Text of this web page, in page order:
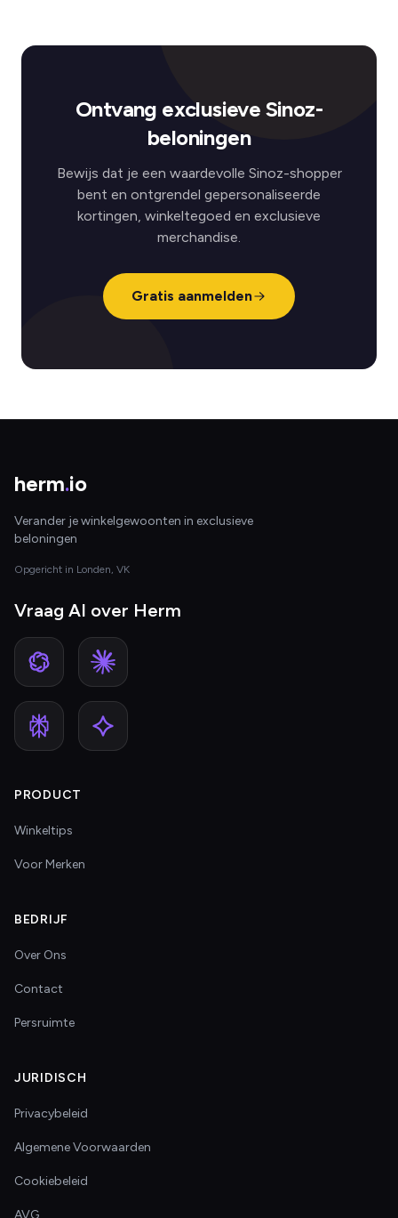
Ontvang exclusieve Sinoz-
beloningen
Bewijs dat je een waardevolle Sinoz-shopper
bent en ontgrendel gepersonaliseerde
kortingen, winkeltegoed en exclusieve
merchandise.
Gratis aanmelden
herm.io
Verander je winkelgewoonten in exclusieve
beloningen
Opgericht in Londen, VK
Vraag AI over Herm
PRODUCT
Winkeltips
Voor Merken
BEDRIJF
Over Ons
Contact
Persruimte
JURIDISCH
Privacybeleid
Algemene Voorwaarden
Cookiebeleid
AVG